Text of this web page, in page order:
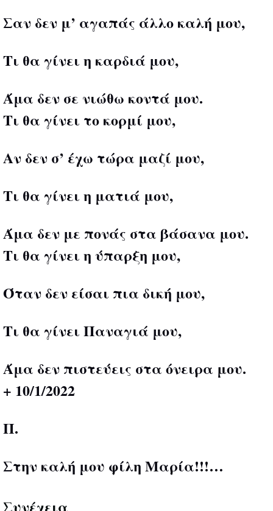
Σαν δεν μ’ αγαπάς άλλο καλή μου,
Τι θα γίνει η καρδιά μου,
Άμα δεν σε νιώθω κοντά μου.
Τι θα γίνει το κορμί μου,
Αν δεν σ’ έχω τώρα μαζί μου,
Τι θα γίνει η ματιά μου,
Άμα δεν με πονάς στα βάσανα μου.
Τι θα γίνει η ύπαρξη μου,
Όταν δεν είσαι πια δική μου,
Τι θα γίνει Παναγιά μου,
Άμα δεν πιστεύεις στα όνειρα μου.
+ 10/1/2022
Π.
Στην καλή μου φίλη Μαρία!!!…
Συνέχεια